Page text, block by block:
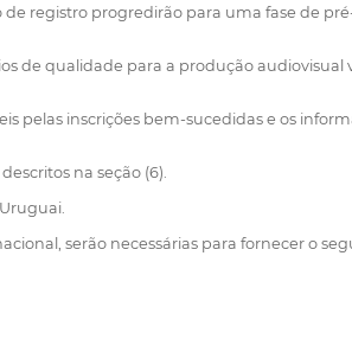
registro progredirão para uma fase de
de qualidade para a produção audiovisual
pelas inscrições bem-sucedidas e os
na seção (6).
serão necessárias para fornecer o